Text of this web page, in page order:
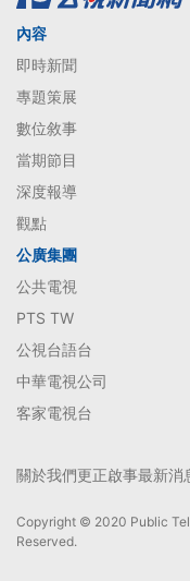
內容
即時新聞
專題策展
數位敘事
當期節目
深度報導
觀點
公廣集團
公共電視
PTS TW
公視台語台
中華電視公司
客家電視台
關於我們更正啟事最新消
Copyright © 2020 Public
Reserved.